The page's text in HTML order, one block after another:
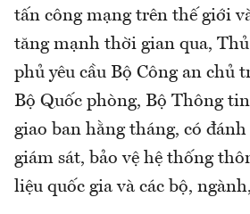
tấn công mạng trên thế giới
tăng mạnh thời gian qua,
phủ yêu cầu Bộ Công an chủ
Bộ Quốc phòng, Bộ Thông
giao ban hằng tháng, có
giám sát, bảo vệ hệ thống
liệu quốc gia và các bộ,